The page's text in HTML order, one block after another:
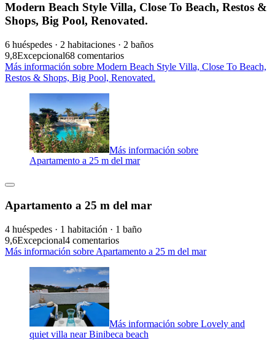
Modern Beach Style Villa, Close To Beach, Restos &
Shops, Big Pool, Renovated.
6 huéspedes · 2 habitaciones · 2 baños
9,8Excepcional68 comentarios
Más información sobre Modern Beach Style Villa, Close To Beach,
Restos & Shops, Big Pool, Renovated.
Más información sobre
Apartamento a 25 m del mar
Apartamento a 25 m del mar
4 huéspedes · 1 habitación · 1 baño
9,6Excepcional4 comentarios
Más información sobre Apartamento a 25 m del mar
Más información sobre Lovely and
quiet villa near Binibeca beach